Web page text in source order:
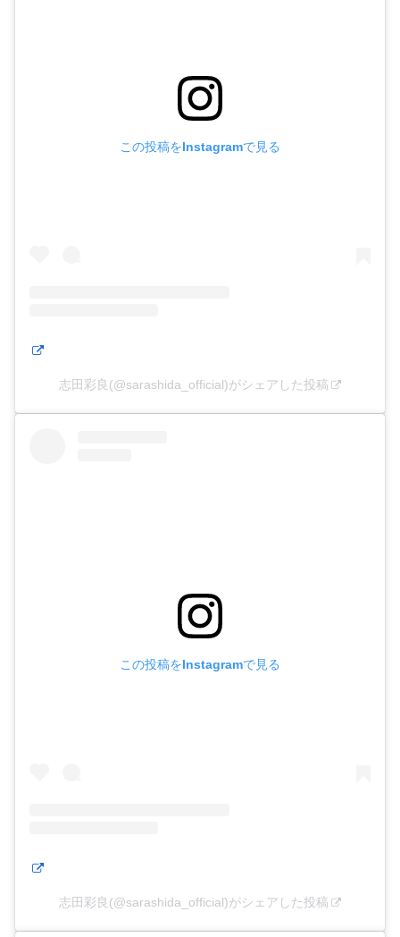
この投稿をInstagramで見る
志田彩良(@sarashida_official)がシェアした投稿
この投稿をInstagramで見る
志田彩良(@sarashida_official)がシェアした投稿